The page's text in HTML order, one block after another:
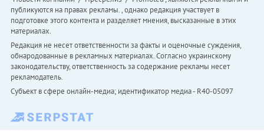
публикуются на правах рекламы. , однако редакция участвует в
подготовке этого контента и разделяет мнения, высказанные в этих
материалах.
Редакция не несет ответственности за факты и оценочные суждения,
обнародованные в рекламных материалах. Согласно украинскому
законодательству, ответственность за содержание рекламы несет
рекламодатель.
Субъект в сфере онлайн-медиа; идентификатор медиа - R40-05097